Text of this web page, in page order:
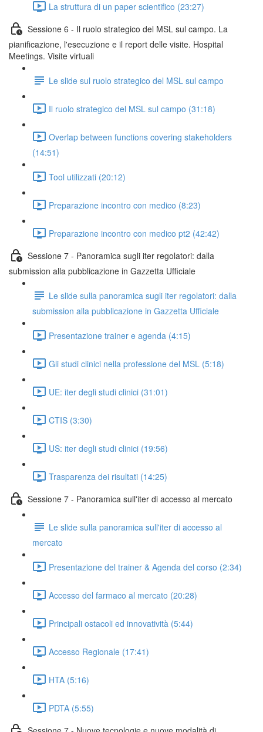
La struttura di un paper scientifico (23:27)
Sessione 6 - Il ruolo strategico del MSL sul campo. La
pianificazione, l'esecuzione e il report delle visite. Hospital
Meetings. Visite virtuali
Le slide sul ruolo strategico del MSL sul campo
Il ruolo strategico del MSL sul campo (31:18)
Overlap between functions covering stakeholders
(14:51)
Tool utilizzati (20:12)
Preparazione incontro con medico (8:23)
Preparazione incontro con medico pt2 (42:42)
Sessione 7 - Panoramica sugli iter regolatori: dalla
submission alla pubblicazione in Gazzetta Ufficiale
Le slide sulla panoramica sugli iter regolatori: dalla
submission alla pubblicazione in Gazzetta Ufficiale
Presentazione trainer e agenda (4:15)
Gli studi clinici nella professione del MSL (5:18)
UE: iter degli studi clinici (31:01)
CTIS (3:30)
US: iter degli studi clinici (19:56)
Trasparenza dei risultati (14:25)
Sessione 7 - Panoramica sull'iter di accesso al mercato
Le slide sulla panoramica sull'iter di accesso al
mercato
Presentazione del trainer & Agenda del corso (2:34)
Accesso del farmaco al mercato (20:28)
Principali ostacoli ed innovatività (5:44)
Accesso Regionale (17:41)
HTA (5:16)
PDTA (5:55)